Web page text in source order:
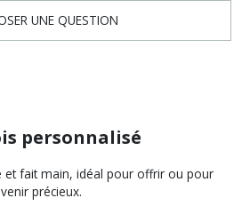
UNE QUESTION
personnalisé
et fait main, idéal pour offrir ou pour
précieux.